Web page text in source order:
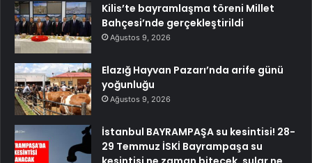
Kilis’te bayramlaşma töreni Millet
Bahçesi’nde gerçekleştirildi
Ağustos 9, 2026
Elazığ Hayvan Pazarı’nda arife günü
yoğunluğu
Ağustos 9, 2026
İstanbul BAYRAMPAŞA su kesintisi! 28-
29 Temmuz İSKİ Bayrampaşa su